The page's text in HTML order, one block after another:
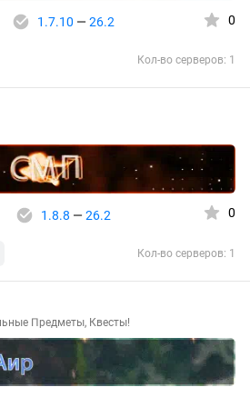
1.7.10 — 26.2 0
Кол-во серверов: 1
1.8.8 — 26.2 0
Кол-во серверов: 1
Предметы, Квесты!